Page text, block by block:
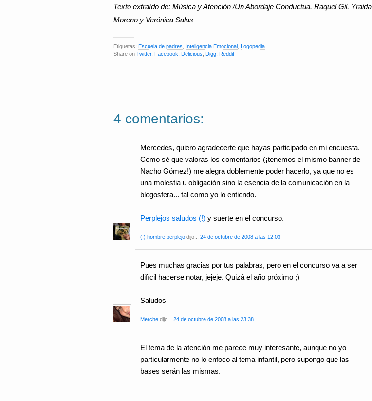
Texto extraído de: Música y Atención /Un Abordaje Conductua. Raquel Gil, Yraida
Moreno y Verónica Salas
Etiquetas: Escuela de padres Inteligencia Emocional Logopedia
Share on Twitter, Facebook Delicious Digg Reddit
4 comentarios:
Mercedes, quiero agradecerte que hayas participado en mi encuesta.
Como sé que valoras los comentarios (¡tenemos el mismo banner de
Nacho Gómez!) me alegra doblemente poder hacerlo, ya que no es
una molestia u obligación sino la esencia de la comunicación en la
blogosfera... tal como yo lo entiendo.
Perplejos saludos (!) y suerte en el concurso.
(!) hombre perplejo dijo... 24 de octubre de 2008 a las 12:03
Pues muchas gracias por tus palabras, pero en el concurso va a ser
difícil hacerse notar, jejeje. Quizá el año próximo ;)
Saludos.
Merche dijo... 24 de octubre de 2008 a las 23:38
El tema de la atención me parece muy interesante, aunque no yo
particularmente no lo enfoco al tema infantil, pero supongo que las
bases serán las mismas.